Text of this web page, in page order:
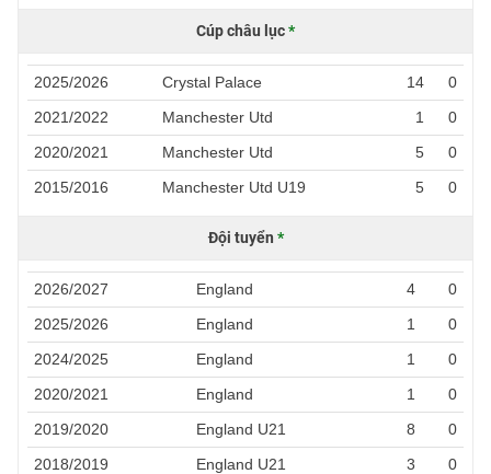
Cúp châu lục*
2025/2026 Crystal Palace 14
0
2021/2022
Manchester Utd 1
0
2020/2021
Manchester Utd 5
0
2015/2016
Manchester Utd U19 5 0
Đội tuyển *
2026/2027 England 4
0
2025/2026
England 1
0
2024/2025
England 1
0
2020/2021
England 1
0
2019/2020
England U21 8
0
2018/2019
England U21 3
0